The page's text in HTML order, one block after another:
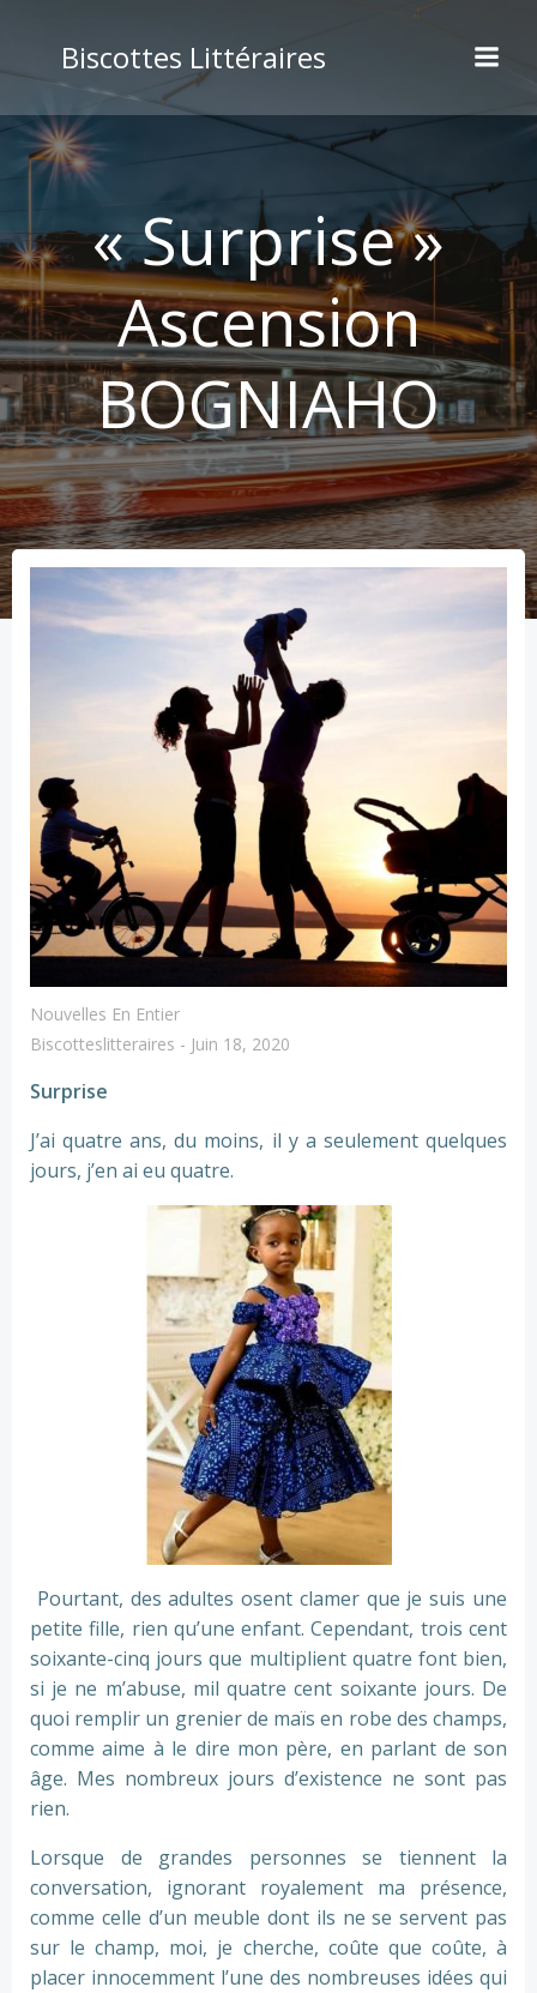
au
contenu
Biscottes Littéraires
« Surprise »
Ascension
BOGNIAHO
Nouvelles En Entier
Biscotteslitteraires - Juin 18, 2020
Surprise
J’ai quatre ans, du moins, il y a seulement quelques
jours, j’en ai eu quatre.
Pourtant, des adultes osent clamer que je suis une
petite fille, rien qu’une enfant. Cependant, trois cent
soixante-cinq jours que multiplient quatre font bien,
si je ne m’abuse, mil quatre cent soixante jours. De
quoi remplir un grenier de maïs en robe des champs,
comme aime à le dire mon père, en parlant de son
âge. Mes nombreux jours d’existence ne sont pas
rien.
Lorsque de grandes personnes se tiennent la
conversation, ignorant royalement ma présence,
comme celle d’un meuble dont ils ne se servent pas
sur le champ, moi, je cherche, coûte que coûte, à
placer innocemment l’une des nombreuses idées qui